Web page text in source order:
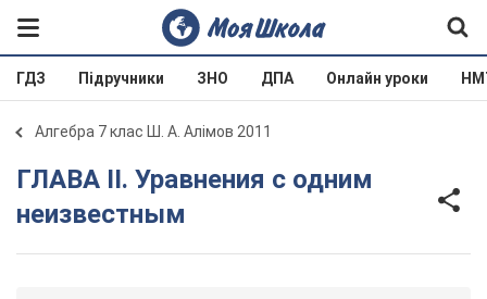
ГДЗ Підручники ЗНО ДПА Онлайн уроки
Алгебра 7 клас Ш. А. Алімов 2011
ГЛАВА ІІ. Уравнения с одним
неизвестным